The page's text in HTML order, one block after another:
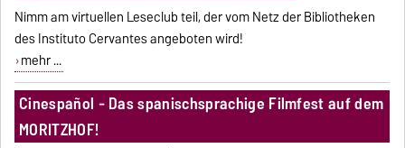
Nimm am virtuellen Leseclub teil, der vom Netz der Bibliotheken
des Instituto Cervantes angeboten wird!
mehr ...
Cinespañol - Das spanischsprachige Filmfest auf dem
MORITZHOF!